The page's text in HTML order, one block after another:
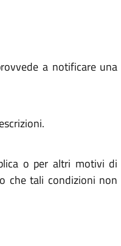
a notificare una
o per altri motivi di
che tali condizioni non